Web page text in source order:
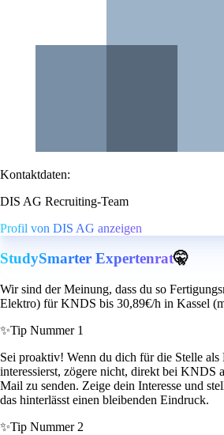
Kontaktdaten:
DIS AG Recruiting-Team
Profil von DIS AG anzeigen
StudySmarter Expertenrat🤫
Wir sind der Meinung, dass du so
Elektro) für KNDS bis 30,89€/h in Kassel
✨Tip Nummer 1
Sei proaktiv! Wenn du dich für die Stelle als
interessierst, zögere nicht, direkt bei KNDS
Mail zu senden. Zeige dein Interesse und
das hinterlässt einen bleibenden Eindruck.
✨Tip Nummer 2